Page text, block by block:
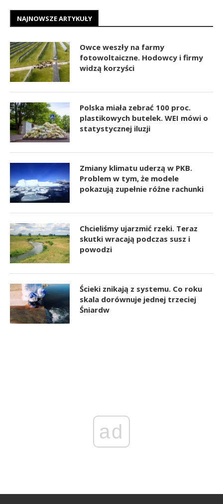
NAJNOWSZE ARTYKUŁY
Owce weszły na farmy
fotowoltaiczne. Hodowcy i firmy
widzą korzyści
Polska miała zebrać 100 proc.
plastikowych butelek. WEI mówi o
statystycznej iluzji
Zmiany klimatu uderzą w PKB.
Problem w tym, że modele
pokazują zupełnie różne rachunki
Chcieliśmy ujarzmić rzeki. Teraz
skutki wracają podczas susz i
powodzi
Ścieki znikają z systemu. Co roku
skala dorównuje jednej trzeciej
Śniardw
ad